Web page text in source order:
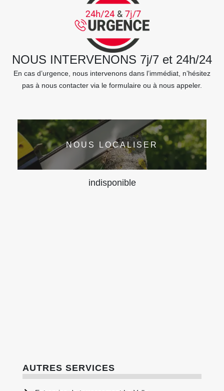
NOUS INTERVENONS 7j/7 et 24h/24
En cas d’urgence, nous intervenons dans l’immédiat, n’hésitez
pas à nous contacter via le formulaire ou à nous appeler.
NOUS LOCALISER
indisponible
AUTRES SERVICES